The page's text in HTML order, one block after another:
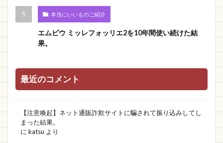
本当にいいものご紹介
エムピウ ミッレフォッリエ2を10年間使い続けた結
果。
最近のコメント
【注意喚起】ネット通販詐欺サイトに騙されて振り込みしてし
まった結果。
に katsu より